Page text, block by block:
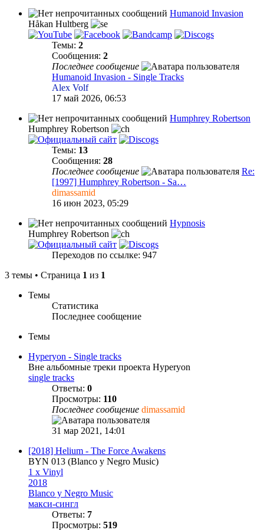
Humanoid Invasion
Håkan Hultberg
Темы: 2
Сообщения: 2
Последнее сообщение
Humanoid Invasion - Single Tracks
Alex Volf
17 май 2026, 06:53
Humphrey Robertson
Humphrey Robertson
Темы: 13
Сообщения: 28
Последнее сообщение
Re:
[1997] Humphrey Robertson - Sa…
dimassamid
16 июн 2023, 05:29
Hypnosis
Humphrey Robertson
Переходов по ссылке: 947
3 темы • Страница 1 из 1
Темы
Статистика
Последнее сообщение
Темы
Hyperyon - Single tracks
Вне альбомные треки проекта Hyperyon
single tracks
Ответы: 0
Просмотры: 110
Последнее сообщение dimassamid
31 мар 2021, 14:01
[2018] Helium - The Force Awakens
BYN 013 (Blanco y Negro Music)
1 x Vinyl
2018
Blanco y Negro Music
макси-сингл
Ответы: 7
Просмотры: 519